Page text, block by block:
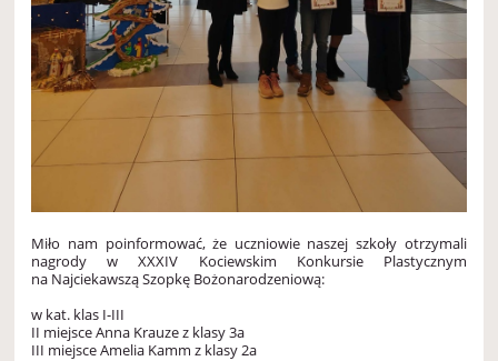
Miło nam poinformować, że uczniowie naszej szkoły otrzymali
nagrody w XXXIV Kociewskim Konkursie Plastycznym
na Najciekawszą Szopkę Bożonarodzeniową:
w kat. klas I-III
II miejsce Anna Krauze z klasy 3a
III miejsce Amelia Kamm z klasy 2a